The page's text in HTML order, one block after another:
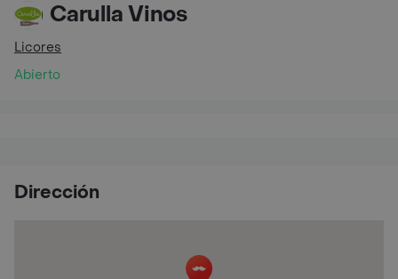
Carulla Vinos
Licores
Abierto
Dirección